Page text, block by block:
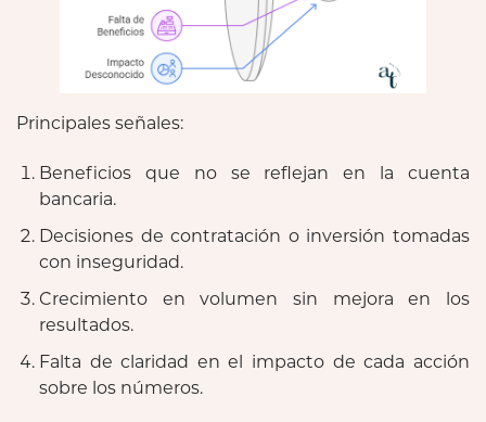
Principales señales:
Beneficios que no se reflejan en la cuenta
bancaria.
Decisiones de contratación o inversión tomadas
con inseguridad.
Crecimiento en volumen sin mejora en los
resultados.
Falta de claridad en el impacto de cada acción
sobre los números.